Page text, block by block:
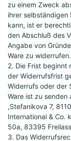
zu einem Zweck
ihrer
kann, ist er
den Abschluß des
Angabe von
Ware zu
2. Die Frist beginnt
der Widerrufsfrist
Widerrufs oder der
Ware ist zu senden
,Stefanikova 7,
International & Co.
50a, 83395
3. Das